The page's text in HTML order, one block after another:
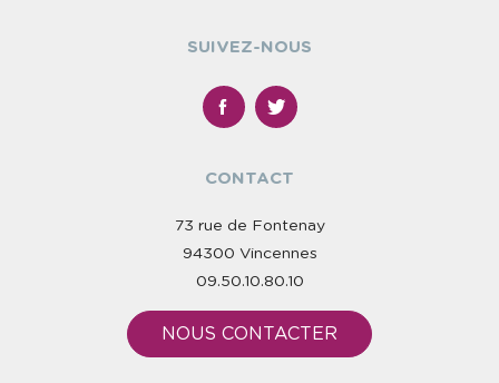
SUIVEZ-NOUS
CONTACT
73 rue de Fontenay
94300 Vincennes
09.50.10.80.10
NOUS CONTACTER